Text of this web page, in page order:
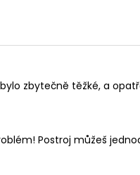
zbytečně těžké, a
Postroj můžeš